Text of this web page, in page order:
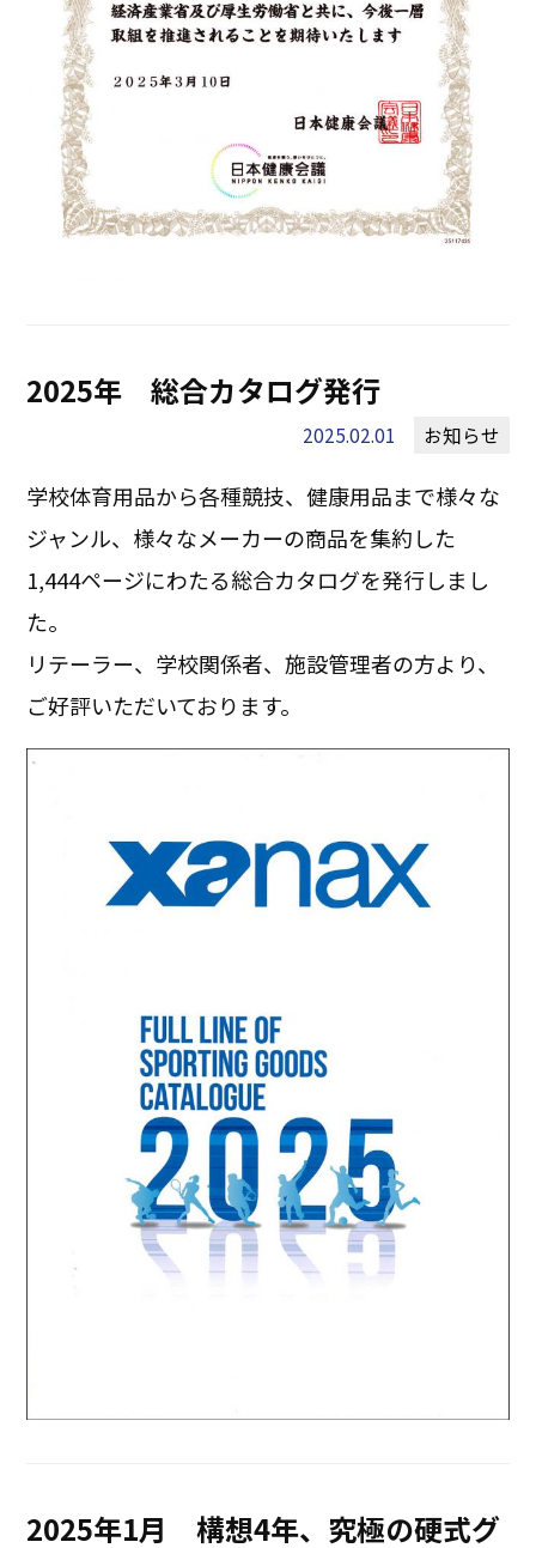
2025年 総合カタログ発行
2025.02.01 お知らせ
学校体育用品から各種競技、健康用品まで様々な
ジャンル、様々なメーカーの商品を集約した
1,444ページにわたる総合カタログを発行しまし
た。
リテーラー、学校関係者、施設管理者の方より、
ご好評いただいております。
2025年1月 構想4年、究極の硬式グ